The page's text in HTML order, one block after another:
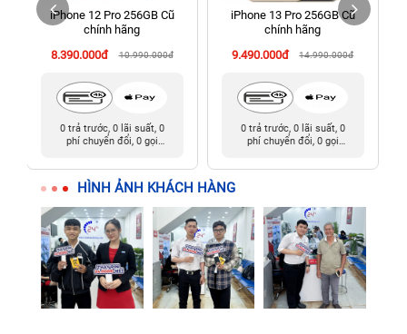
198 Hoàng Văn Thụ, Tân Sơn Nhất, Hồ Chí Minh (Tân Bình
iPhone 12 Pro 256GB Cũ
chính hãng
8.390.000đ
10.990.000đ
0 trả trước, 0 lãi suất, 0
phí chuyển đổi, 0 gọi
iPhone 13 Pro 256GB Cũ
chính hãng
9.490.000đ
14.990.000đ
0 trả trước, 0 lãi suất, 0
phí chuyển đổi, 0 gọi
HÌNH ẢNH KHÁCH HÀNG